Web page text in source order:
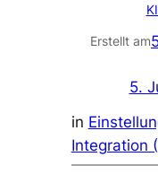
Erstellt am
5.
in
Integration